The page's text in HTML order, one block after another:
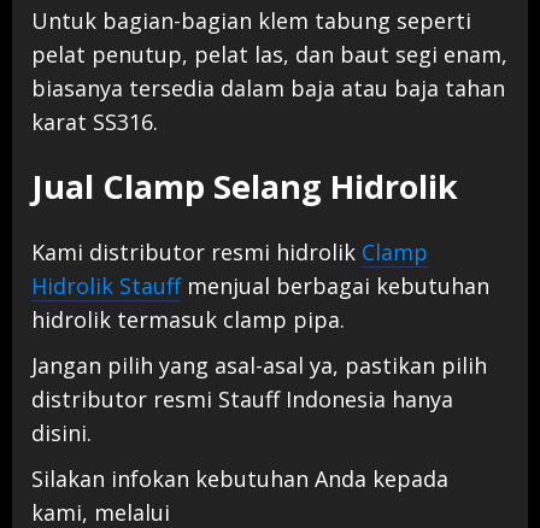
Untuk bagian-bagian klem tabung seperti
pelat penutup, pelat las, dan baut segi enam,
biasanya tersedia dalam baja atau baja tahan
karat SS316.
Jual Clamp Selang Hidrolik
Kami distributor resmi hidrolik Clamp
Hidrolik Stauffmenjual berbagai kebutuhan
hidrolik termasuk clamp pipa.
Jangan pilih yang asal-asal ya, pastikan pilih
distributor resmi Stauff Indonesia hanya
disini.
Silakan infokan kebutuhan Anda kepada
kami, melalui